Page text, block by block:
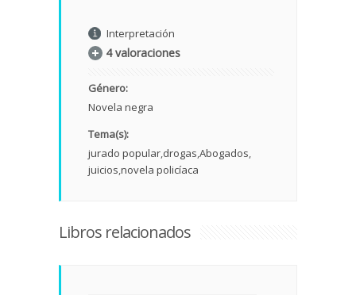
Interpretación
4 valoraciones
Género:
Novela negra
Tema(s):
jurado popular drogas Abogados
juicios novela policíaca
Libros relacionados